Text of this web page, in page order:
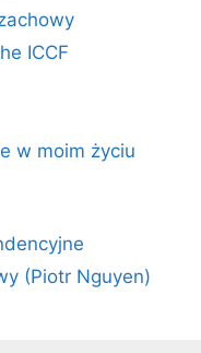
ICCF
w moim życiu
(Piotr Nguyen)